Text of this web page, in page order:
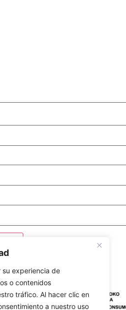
su experiencia de
o contenidos
tráfico. Al hacer clic en
a nuestro uso